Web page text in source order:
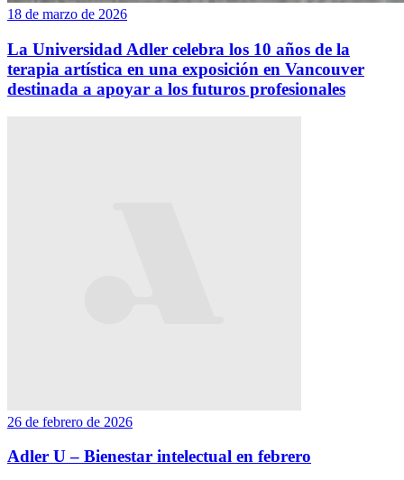
18 de marzo de 2026
La Universidad Adler celebra los 10 años de la
terapia artística en una exposición en Vancouver
destinada a apoyar a los futuros profesionales
26 de febrero de 2026
Adler U – Bienestar intelectual en febrero